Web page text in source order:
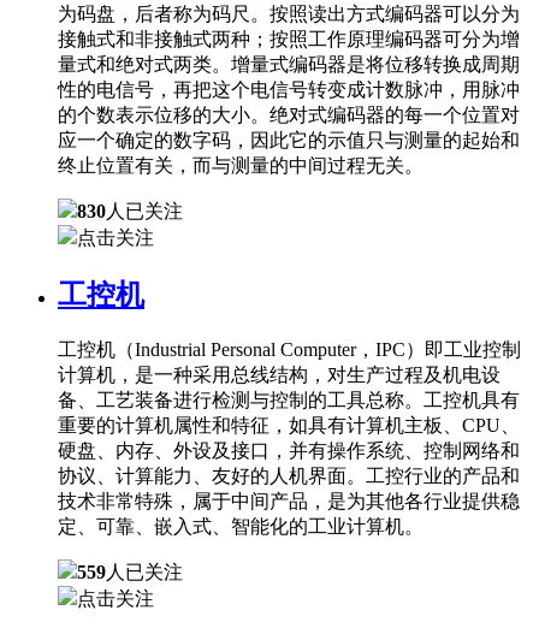
为码盘，后者称为码尺。按照读出方式编码器可以分为
接触式和非接触式两种；按照工作原理编码器可分为增
量式和绝对式两类。增量式编码器是将位移转换成周期
性的电信号，再把这个电信号转变成计数脉冲，用脉冲
的个数表示位移的大小。绝对式编码器的每一个位置对
应一个确定的数字码，因此它的示值只与测量的起始和
终止位置有关，而与测量的中间过程无关。
830人已关注
点击关注
工控机
工控机（Industrial Personal Computer，IPC）即工业控制
计算机，是一种采用总线结构，对生产过程及机电设
备、工艺装备进行检测与控制的工具总称。工控机具有
重要的计算机属性和特征，如具有计算机主板、CPU、
硬盘、内存、外设及接口，并有操作系统、控制网络和
协议、计算能力、友好的人机界面。工控行业的产品和
技术非常特殊，属于中间产品，是为其他各行业提供稳
定、可靠、嵌入式、智能化的工业计算机。
559人已关注
点击关注